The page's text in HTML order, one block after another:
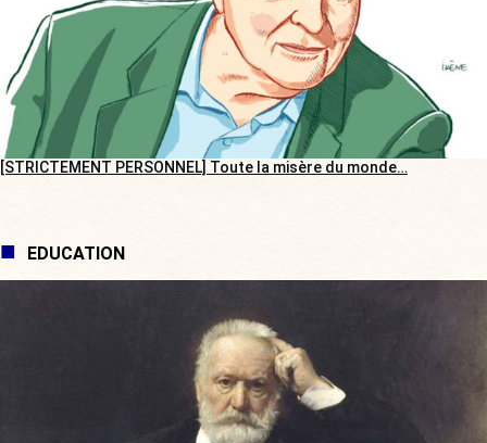
[STRICTEMENT PERSONNEL] Toute la misère du monde…
EDUCATION